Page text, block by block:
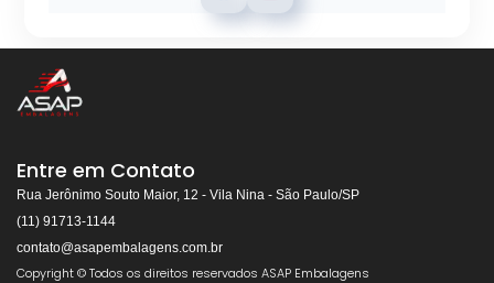
Respondemos rapidamente
👋Olá! Bem-vindo!
Entre em Contato
Rua Jerônimo Souto Maior, 12 - Vila Nina - São Paulo/SP
(11) 91713-1144
contato@asapembalagens.com.br
Copyright © Todos os direitos reservados ASAP Embalagens